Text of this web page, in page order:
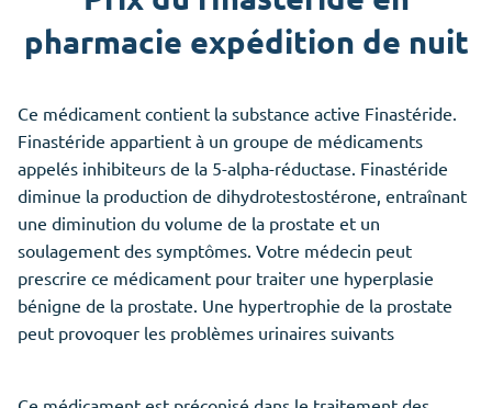
pharmacie expédition de nuit
Ce médicament contient la substance active Finastéride.
Finastéride appartient à un groupe de médicaments
appelés inhibiteurs de la 5-alpha-réductase. Finastéride
diminue la production de dihydrotestostérone, entraînant
une diminution du volume de la prostate et un
soulagement des symptômes. Votre médecin peut
prescrire ce médicament pour traiter une hyperplasie
bénigne de la prostate. Une hypertrophie de la prostate
peut provoquer les problèmes urinaires suivants